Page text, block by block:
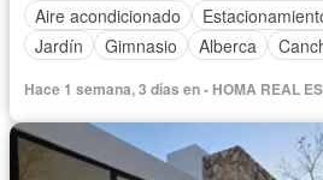
Aire acondicionado
Jardín
Gimnasio Alberca
Hace 1 semana, 3 días en - HOMA REAL